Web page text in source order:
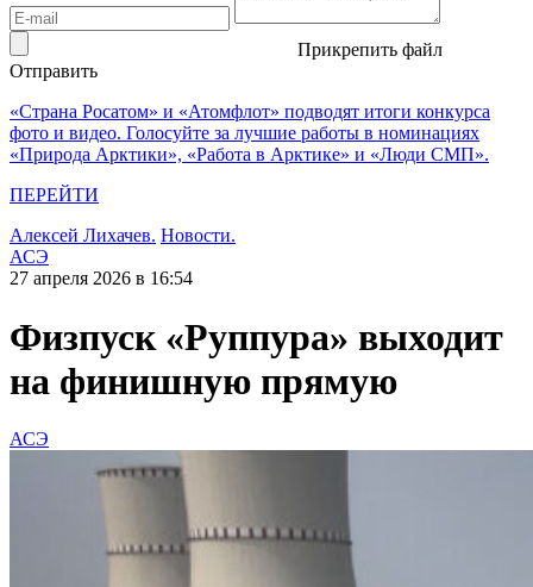
Прикрепить файл
Отправить
«Страна Росатом» и «Атомфлот» подводят итоги конкурса
фото и видео. Голосуйте за лучшие работы в номинациях
«Природа Арктики», «Работа в Арктике» и «Люди СМП».
ПЕРЕЙТИ
Алексей Лихачев. Новости.
АСЭ
27 апреля 2026 в 16:54
Физпуск «Руппура» выходит
на финишную прямую
АСЭ